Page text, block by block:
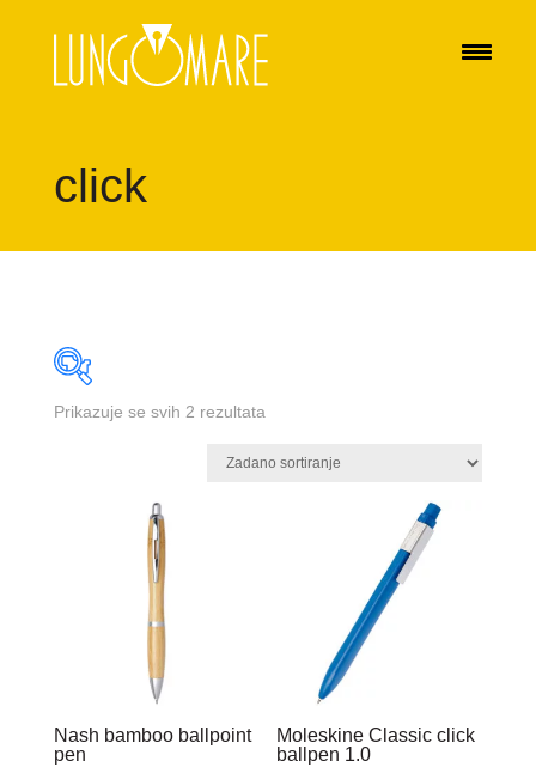
click
Prikazuje se svih 2 rezultata
Nash bamboo ballpoint
pen
Moleskine Classic click
ballpen 1.0